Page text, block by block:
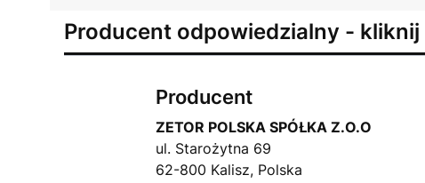
Producent odpowiedzialny - kliknij
Producent
ZETOR POLSKA SPÓŁKA Z.O.O
ul. Starożytna 69
62-800 Kalisz, Polska